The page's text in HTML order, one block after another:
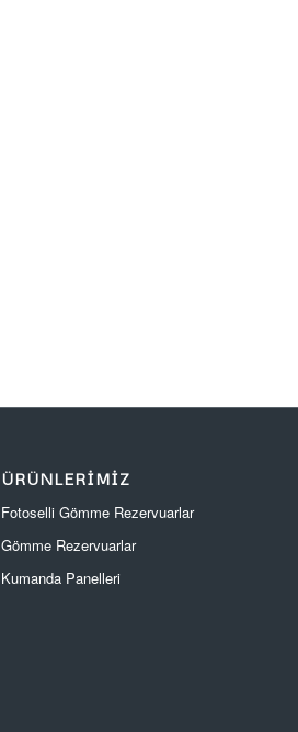
ÜRÜNLERIMIZ
Fotoselli Gömme Rezervuarlar
Gömme Rezervuarlar
Kumanda Panelleri